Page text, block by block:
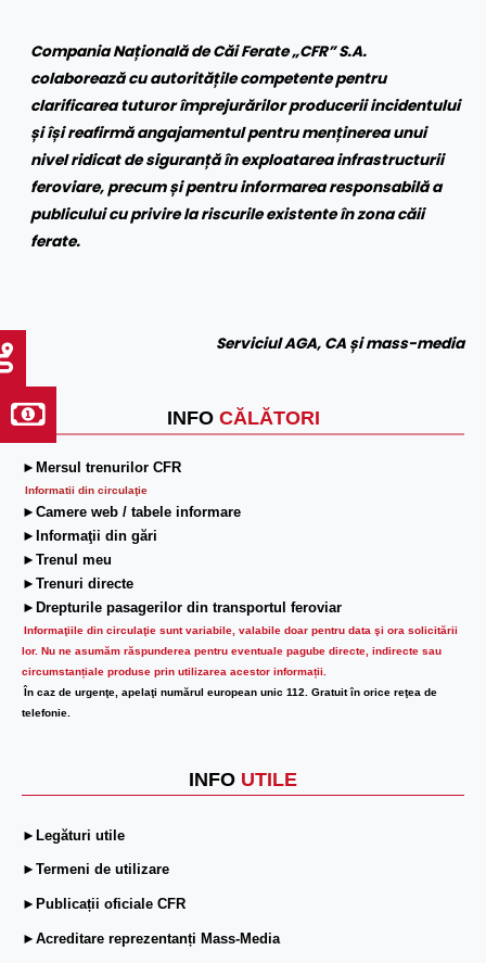
INFO CĂLĂTORI
►Mersul trenurilor CFR
Informatii din circulaţie
►Camere web / tabele informare
►Informaţii din gări
►Trenul meu
►Trenuri directe
►Drepturile pasagerilor din transportul feroviar
Informaţiile din circulaţie sunt variabile, valabile doar pentru data şi ora solicitării
lor. Nu ne asumăm răspunderea pentru eventuale pagube directe, indirecte sau
circumstanțiale produse prin utilizarea acestor informații.
În caz de urgenţe, apelaţi numărul european unic 112. Gratuit în orice reţea de
telefonie.
INFO UTILE
►Legături utile
►Termeni de utilizare
►Publicații oficiale CFR
►Acreditare reprezentanți Mass-Media
Compania Națională de Căi Ferate „CFR” S.A.
colaborează cu autoritățile competente pentru
clarificarea tuturor împrejurărilor producerii incidentului
și își reafirmă angajamentul pentru menținerea unui
nivel ridicat de siguranță în exploatarea infrastructurii
feroviare, precum și pentru informarea responsabilă a
publicului cu privire la riscurile existente în zona căii
ferate.
Serviciul AGA, CA și mass-media